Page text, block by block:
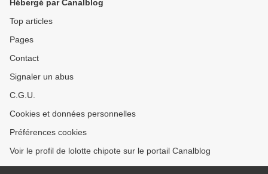
Hébergé par Canalblog
Top articles
Pages
Contact
Signaler un abus
C.G.U.
Cookies et données personnelles
Préférences cookies
Voir le profil de lolotte chipote sur le portail Canalblog